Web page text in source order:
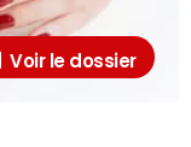
Voir le dossier